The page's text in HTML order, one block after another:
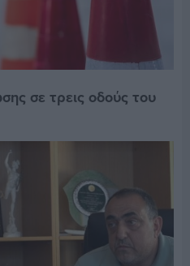
σε τρεις οδούς του